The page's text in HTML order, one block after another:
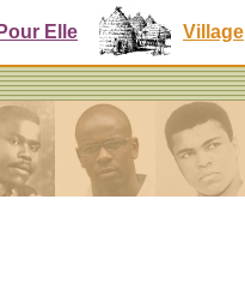
Elle Village